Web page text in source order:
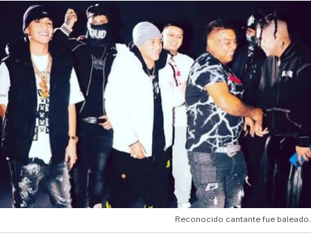
Reconocido cantante fue baleado.